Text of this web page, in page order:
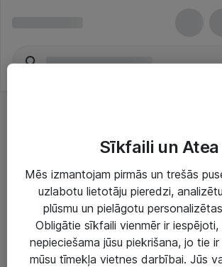
Risinājumi & Pakalpojumi
IT serviss un atbalsts
IT infrastruktūra
Sīkfaili un Atea
Mēs izmantojam pirmās un trešās
uzlabotu lietotāju pieredzi,
plūsmu un pielāgotu
Obligātie sīkfaili vienmēr ir
nepieciešama jūsu piekrišana, jo tie
mūsu tīmekļa vietnes darbībai. Jūs